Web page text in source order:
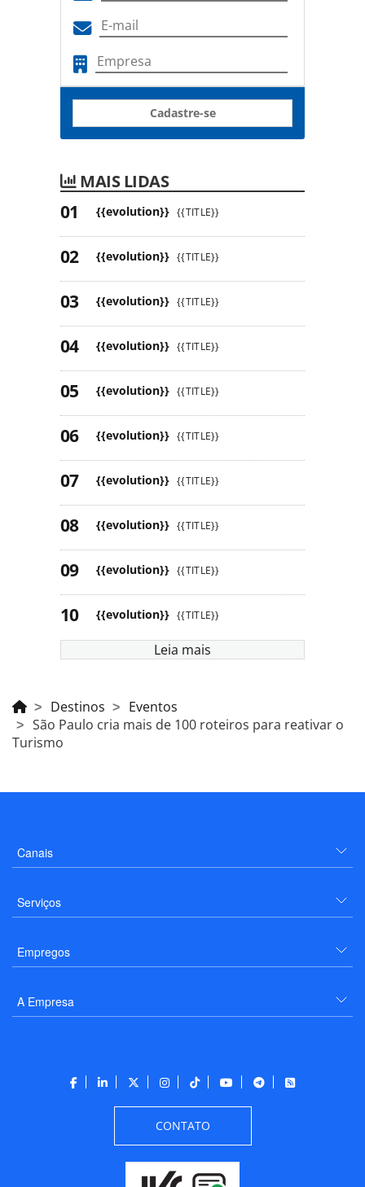
Cadastre-se
MAIS LIDAS
{{evolution}} {{TITLE}}
{{evolution}} {{TITLE}}
{{evolution}} {{TITLE}}
{{evolution}} {{TITLE}}
{{evolution}} {{TITLE}}
{{evolution}} {{TITLE}}
{{evolution}} {{TITLE}}
{{evolution}} {{TITLE}}
{{evolution}} {{TITLE}}
{{evolution}} {{TITLE}}
Leia mais
Destinos
Eventos
São Paulo cria mais de 100 roteiros para reativar o
Turismo
Canais
Serviços
Empregos
A Empresa
CONTATO